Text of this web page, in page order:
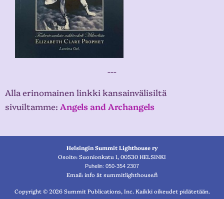
---
Alla erinomainen linkki kansainvälisiltä
sivuiltamme: Angels and Archangels
Helsingin Summit Lighthouse ry
Osoite: Suonionkatu 1, 00530 HELSINKI
Puhelin: 050-354 2307
Email: info ät summitlighthouse.fi
Copyright © 2026 Summit Publications, Inc. Kaikki oikeudet pidätetään.